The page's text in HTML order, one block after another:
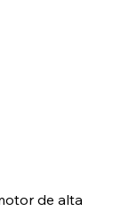
de alta